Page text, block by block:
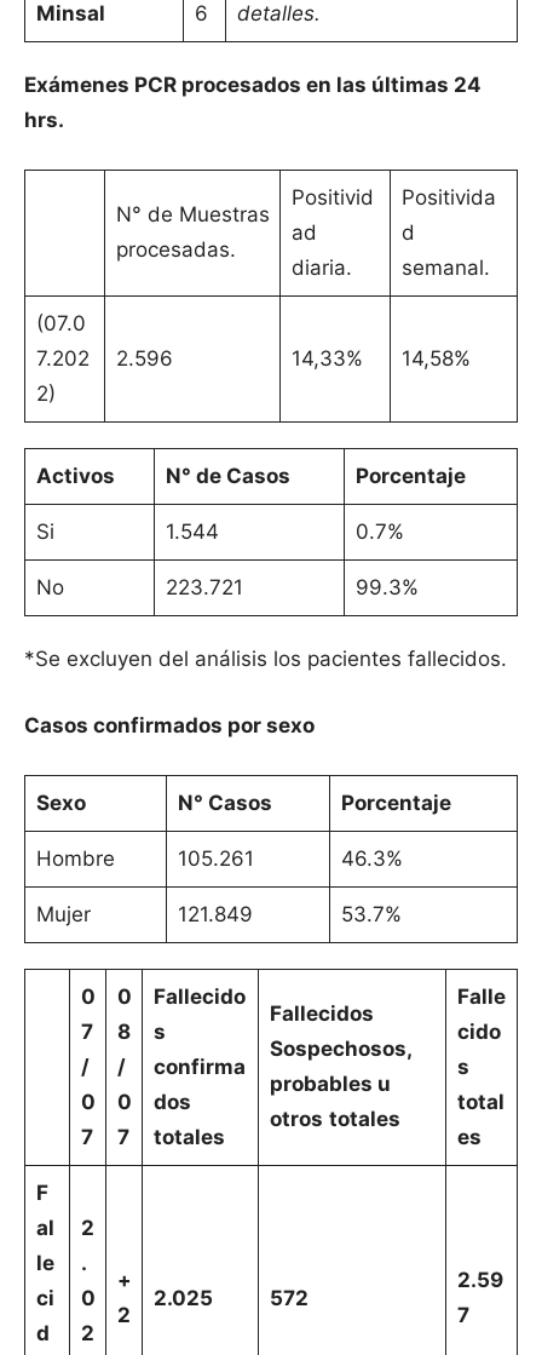
Minsal
6
detalles.
Exámenes PCR procesados en las últimas 24
hrs.
N° de Muestras
procesadas.
Positivid
ad
diaria.
Positivida
d
semanal.
(07.0
7.202
2)
2.596 14,33% 14,58%
Activos N° de Casos Porcentaje
Si 1.544 0.7%
No 223.721 99.3%
*Se excluyen del análisis los pacientes fallecidos.
Casos confirmados por sexo
Sexo N° Casos Porcentaje
Hombre 105.261 46.3%
Mujer 121.849 53.7%
0
7
/
0
7
0
8
/
0
7
Fallecido
s
confirma
dos
totales
Fallecidos
Sospechosos,
probables u
otros totales
Falle
cido
s
total
es
F
al
le
ci
d
2
.
0
2
+
2
2.025 572
2.59
7